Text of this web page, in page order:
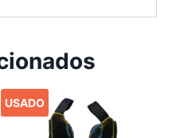
USADO